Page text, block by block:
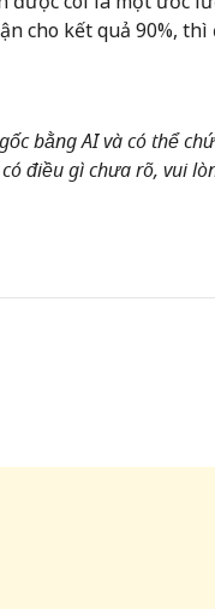
cho kết quả 90%,
bằng AI và có thể
điều gì chưa rõ, vui